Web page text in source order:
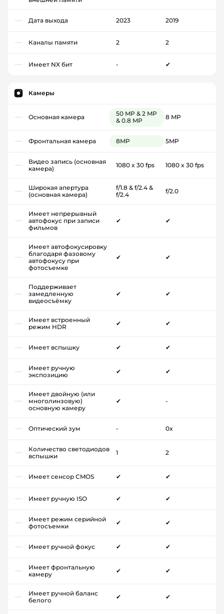
Дата выхода 2023 2019
Каналы памяти 2 2
Имеет NX бит - ✔
Камеры
Основная камера
50 MP & 2 MP
& 0.8 MP
8 MP
Фронтальная камера 8MP 5MP
Видео запись (основная
камера)
1080 x 30 fps 1080 x 30 fps
Широкая апертура
(основная камера)
f/1.8 & f/2.4 &
f/2.4
f/2.0
Имеет непрерывный
автофокус при записи
фильмов
✔ ✔
Имеет автофокусировку
благодаря фазовому
автофокусу при
фотосъемке
✔ ✔
Поддерживает
замедленную
видеосъёмку
✔ ✔
Имеет встроенный
режим HDR
✔ ✔
Имеет вспышку ✔ ✔
Имеет ручную
экспозицию
✔ ✔
Имеет двойную (или
многолинзовую)
основную камеру
✔ -
Оптический зум - 0x
Количество светодиодов
вспышки
1 2
Имеет сенсор CMOS ✔ ✔
Имеет ручную ISO ✔ ✔
Имеет режим серийной
фотосъемки
✔ ✔
Имеет ручной фокус ✔ ✔
Имеет фронтальную
камеру
✔ ✔
Имеет ручной баланс
белого
✔ ✔